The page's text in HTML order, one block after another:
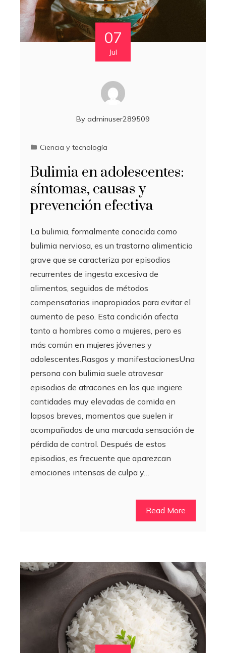
07
Jul
By adminuser289509
Ciencia y tecnología
Bulimia en adolescentes:
síntomas, causas y
prevención efectiva
La bulimia, formalmente conocida como
bulimia nerviosa, es un trastorno alimenticio
grave que se caracteriza por episodios
recurrentes de ingesta excesiva de
alimentos, seguidos de métodos
compensatorios inapropiados para evitar el
aumento de peso. Esta condición afecta
tanto a hombres como a mujeres, pero es
más común en mujeres jóvenes y
adolescentes.Rasgos y manifestacionesUna
persona con bulimia suele atravesar
episodios de atracones en los que ingiere
cantidades muy elevadas de comida en
lapsos breves, momentos que suelen ir
acompañados de una marcada sensación de
pérdida de control. Después de estos
episodios, es frecuente que aparezcan
emociones intensas de culpa y…
Read More